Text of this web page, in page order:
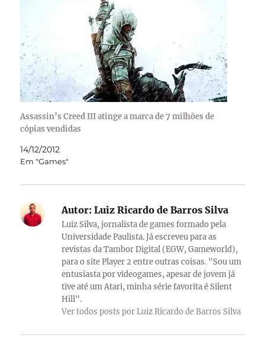
Assassin’s Creed III atinge a marca de 7 milhões de
cópias vendidas
14/12/2012
Em "Games"
Autor: Luiz Ricardo de Barros Silva
Luiz Silva, jornalista de games formado pela
Universidade Paulista. Já escreveu para as
revistas da Tambor Digital (EGW, Gameworld),
para o site Player 2 entre outras coisas. "Sou um
entusiasta por videogames, apesar de jovem já
tive até um Atari, minha série favorita é Silent
Hill".
Ver todos posts por Luiz Ricardo de Barros Silva